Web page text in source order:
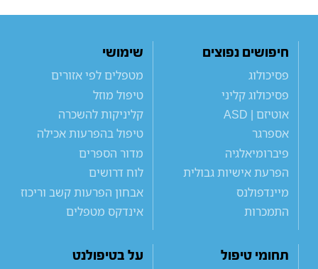
חיפושים נפוצים
פסיכולוג
פסיכולוג קליני
אוטיזם | ASD
אספרגר
פיברומיאלגיה
הפרעת אישיות גבולית
מיינדפולנס
התמכרות
שימושי
מטפלים לפי אזורים
טיפול מוזל
קליניקות להשכרה
טיפול בהפרעות אכילה
מדור הספרים
לוח דרושים
אבחון הפרעות קשב וריכוז
אינדקס מטפלים
תחומי טיפול
על בטיפולנט